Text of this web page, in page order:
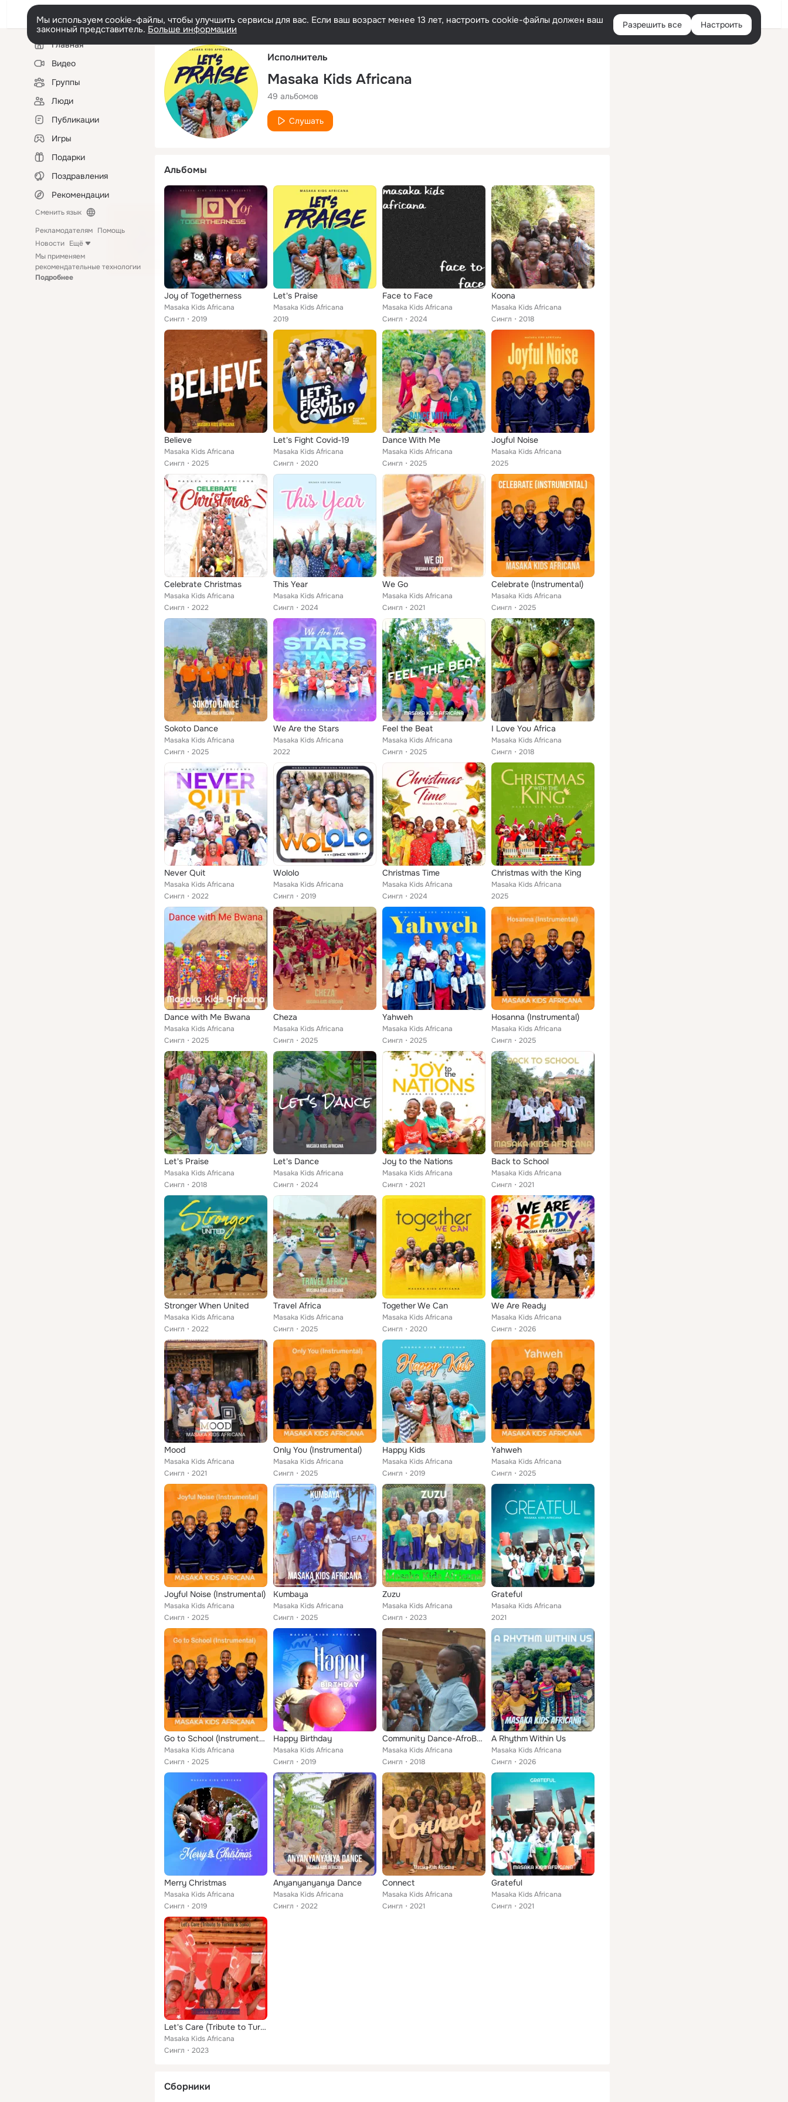
Русский Войти
Мы используем cookie-файлы, чтобы улучшить сервисы для вас. Если ваш возраст менее 13 лет, настроить cookie-файлы должен ваш
законный представитель. Больше информации Разрешить все Настроить
Левая
колонкаГлавная
Видео
Группы
Люди
Публикации
Игры
Подарки
Поздравления
Рекомендации
Сменить язык
Рекламодателям Помощь
Новости Ещё
Мы применяем
рекомендательные технологии
Подробнее
Исполнитель
Masaka Kids Africana
49 альбомов
Слушать
Альбомы
Joy of Togetherness
Masaka Kids Africana
Сингл
2019
Let's Praise
Masaka Kids Africana
2019
Face to Face
Masaka Kids Africana
Сингл
2024
Koona
Masaka Kids Africana
Сингл
2018
Believe
Masaka Kids Africana
Сингл
2025
Let's Fight Covid-19
Masaka Kids Africana
Сингл
2020
Dance With Me
Masaka Kids Africana
Сингл
2025
Joyful Noise
Masaka Kids Africana
2025
Celebrate Christmas
Masaka Kids Africana
Сингл
2022
This Year
Masaka Kids Africana
Сингл
2024
We Go
Masaka Kids Africana
Сингл
2021
Celebrate (Instrumental)
Masaka Kids Africana
Сингл
2025
Sokoto Dance
Masaka Kids Africana
Сингл
2025
We Are the Stars
Masaka Kids Africana
2022
Feel the Beat
Masaka Kids Africana
Сингл
2025
I Love You Africa
Masaka Kids Africana
Сингл
2018
Never Quit
Masaka Kids Africana
Сингл
2022
Wololo
Masaka Kids Africana
Сингл
2019
Christmas Time
Masaka Kids Africana
Сингл
2024
Christmas with the King
Masaka Kids Africana
2025
Dance with Me Bwana
Masaka Kids Africana
Сингл
2025
Cheza
Masaka Kids Africana
Сингл
2025
Yahweh
Masaka Kids Africana
Сингл
2025
Hosanna (Instrumental)
Masaka Kids Africana
Сингл
2025
Let's Praise
Masaka Kids Africana
Сингл
2018
Let's Dance
Masaka Kids Africana
Сингл
2024
Joy to the Nations
Masaka Kids Africana
Сингл
2021
Back to School
Masaka Kids Africana
Сингл
2021
Stronger When United
Masaka Kids Africana
Сингл
2022
Travel Africa
Masaka Kids Africana
Сингл
2025
Together We Can
Masaka Kids Africana
Сингл
2020
We Are Ready
Masaka Kids Africana
Сингл
2026
Mood
Masaka Kids Africana
Сингл
2021
Only You (Instrumental)
Masaka Kids Africana
Сингл
2025
Happy Kids
Masaka Kids Africana
Сингл
2019
Yahweh
Masaka Kids Africana
Сингл
2025
Joyful Noise (Instrumental)
Masaka Kids Africana
Сингл
2025
Kumbaya
Masaka Kids Africana
Сингл
2025
Zuzu
Masaka Kids Africana
Сингл
2023
Grateful
Masaka Kids Africana
2021
Go to School (Instrumental)
Masaka Kids Africana
Сингл
2025
Happy Birthday
Masaka Kids Africana
Сингл
2019
Community Dance-AfroBeat
Masaka Kids Africana
Сингл
2018
A Rhythm Within Us
Masaka Kids Africana
Сингл
2026
Merry Christmas
Masaka Kids Africana
Сингл
2019
Anyanyanyanya Dance
Masaka Kids Africana
Сингл
2022
Connect
Masaka Kids Africana
Сингл
2021
Grateful
Masaka Kids Africana
Сингл
2021
Let's Care (Tribute to Turkey & Syria)
Masaka Kids Africana
Сингл
2023
Сборники